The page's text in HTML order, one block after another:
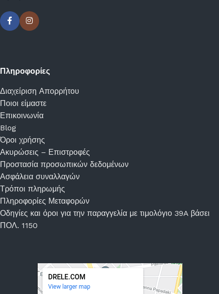
Πληροφορίες
Διαχείριση Απορρήτου
Ποιοι είμαστε
Επικοινωνία
Blog
Όροι χρήσης
Ακυρώσεις – Επιστροφές
Προστασία προσωπικών δεδομένων
Ασφάλεια συναλλαγών
Τρόποι πληρωμής
Πληροφορίες Μεταφορών
Οδηγίες και όροι για την παραγγελία με τιμολόγιο 39A βάσει
ΠΟΛ. 1150